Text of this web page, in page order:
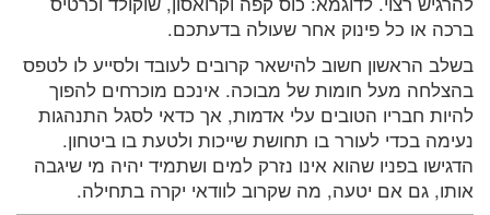
ברכה או כל פינוק אחר שעולה בדעתכם.
בשלב הראשון חשוב להישאר קרובים לעובד ולסייע לו לטפס
בהצלחה מעל חומות של מבוכה. אינכם מוכרחים להפוך
להיות חבריו הטובים עלי אדמות, אך כדאי לסגל התנהגות
נעימה בכדי לעורר בו תחושת שייכות ולטעת בו ביטחון.
הדגישו בפניו שהוא אינו נזרק למים ושתמיד יהיה מי שיגבה
אותו, גם אם יטעה, מה שקרוב לוודאי יקרה בתחילה.